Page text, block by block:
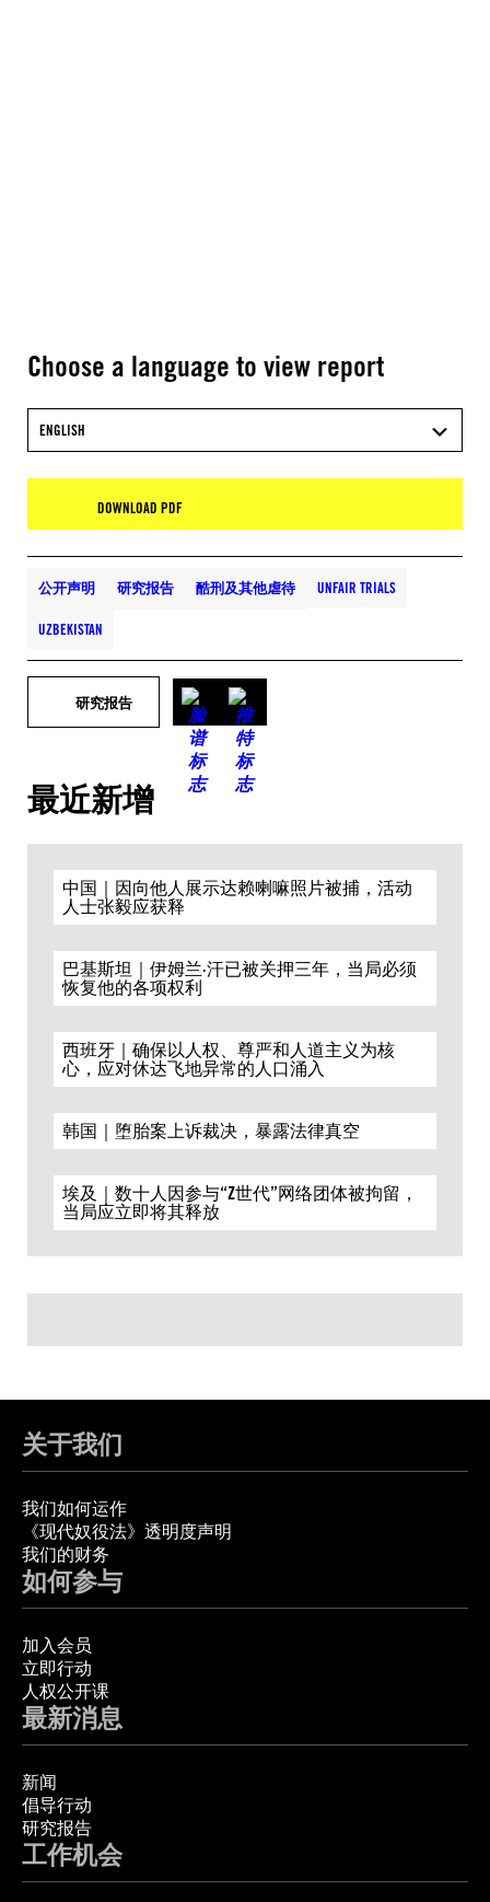
Choose a language to view report
ENGLISH
DOWNLOAD PDF
公开声明 研究报告 酷刑及其他虐待 UNFAIR TRIALS
UZBEKISTAN
研究报告
最近新增
中国｜因向他人展示达赖喇嘛照片被捕，活动
人士张毅应获释
巴基斯坦｜伊姆兰·汗已被关押三年，当局必须
恢复他的各项权利
西班牙｜确保以人权、尊严和人道主义为核
心，应对休达飞地异常的人口涌入
韩国｜堕胎案上诉裁决，暴露法律真空
埃及｜数十人因参与“Z世代”网络团体被拘留，
当局应立即将其释放
关于我们
我们如何运作
《现代奴役法》透明度声明
我们的财务
如何参与
加入会员
立即行动
人权公开课
最新消息
新闻
倡导行动
研究报告
工作机会